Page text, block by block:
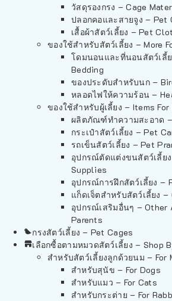
วัสดุรองกรง – Cage
ปลอกคอและสายจูง – Pet
เสื้อผ้าสัตว์เลี้ยง – Pet
ของใช้สำหรับสัตว์เลี้ยง – More
โดมนอนและที่นอนสัตว์เลี้
Bedding
ของประดับสำหรับนก –
หลอดไฟให้ความร้อน –
ของใช้สำหรับผู้เลี้ยง – Items
ผลิตภัณฑ์ทำความสะอาด
กระเป๋าสัตว์เลี้ยง – Pet
รถเข็นสัตว์เลี้ยง – Pet
อุปกรณ์ตัดแต่งขนสัตว์เลี้ย
Supplies
อุปกรณ์การฝึกสัตว์เลี้ยง –
แก็ดเจ็ตสำหรับสัตว์เลี้ยง –
อุปกรณ์เสริมอื่นๆ – Other
Parents
กรงสัตว์เลี้ยง – Pet Cages
เลือกซื้อตามหมวดสัตว์เลี้ยง – Shop
สำหรับสัตว์เลี้ยงลูกด้วยนม – For
สำหรับสุนัข – For Dogs
สำหรับแมว – For Cats
สำหรับกระต่าย – For